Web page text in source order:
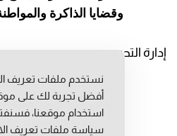
وقضايا الذاكرة
إدارة التحرير
رئيس التحرير: عبد
رئيس التحرير
مديرة التحرير:
نستخدم ملفات تعريف
أفضل تجربة لك على
استخدام موقعنا،
سياسة ملفات تعريف